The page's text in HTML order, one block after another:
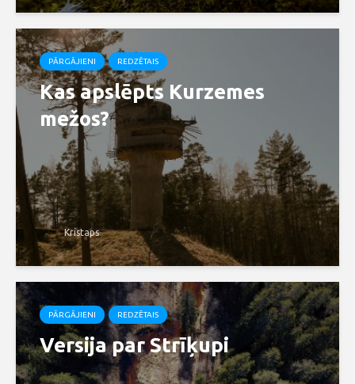
PĀRGĀJIENI REDZĒTAIS
Kas apslēpts Kurzemes
mežos?
Kristaps
PĀRGĀJIENI REDZĒTAIS
Versija par Strīķupi